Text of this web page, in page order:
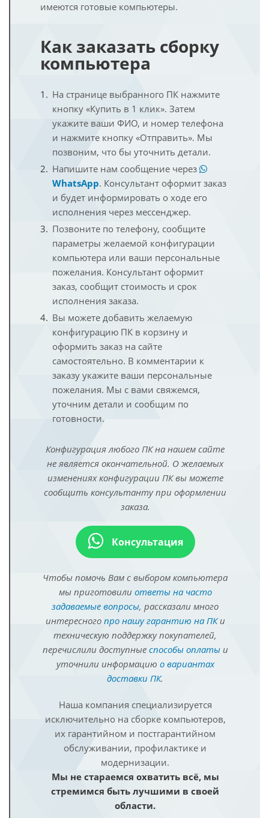
имеются готовые компьютеры.
Как заказать сборку
компьютера
На странице выбранного ПК нажмите
кнопку «Купить в 1 клик». Затем
укажите ваши ФИО, и номер телефона
и нажмите кнопку «Отправить». Мы
позвоним, что бы уточнить детали.
Напишите нам сообщение через
WhatsApp. Консультант оформит заказ
и будет информировать о ходе его
исполнения через мессенджер.
Позвоните по телефону, сообщите
параметры желаемой конфигурации
компьютера или ваши персональные
пожелания. Консультант оформит
заказ, сообщит стоимость и срок
исполнения заказа.
Вы можете добавить желаемую
конфигурацию ПК в корзину и
оформить заказ на сайте
самостоятельно. В комментарии к
заказу укажите ваши персональные
пожелания. Мы с вами свяжемся,
уточним детали и сообщим по
готовности.
Конфигурация любого ПК на нашем сайте
не является окончательной. О желаемых
изменениях конфигурации ПК вы можете
сообщить консультанту при оформлении
заказа.
Консультация
Чтобы помочь Вам с выбором компьютера
мы приготовили ответы на часто
задаваемые вопросы, рассказали много
интересного про нашу гарантию на ПКи
техническую поддержку покупателей,
перечислили доступные способы оплатыи
уточнили информацию о вариантах
доставки ПК.
Наша компания специализируется
исключительно на сборке компьютеров,
их гарантийном и постгарантийном
обслуживании, профилактике и
модернизации.
Мы не стараемся охватить всё, мы
стремимся быть лучшими в своей
области.